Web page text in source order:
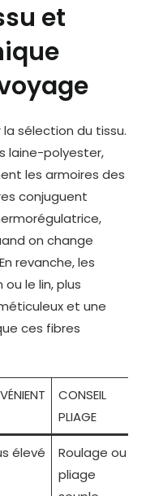
et
sélection du tissu.
laine-polyester,
les armoires des
conjuguent
on change
revanche, les
le lin, plus
et une
ces fibres
CONSEIL
PLIAGE
élevé
Roulage ou
pliage